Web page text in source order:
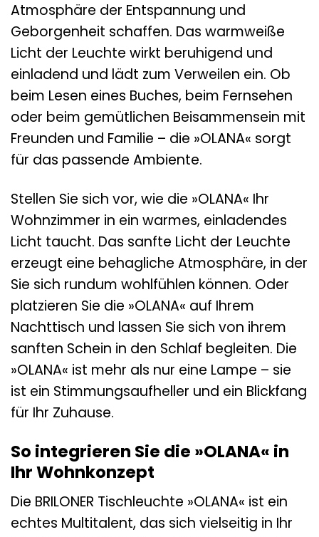
Atmosphäre der Entspannung und
Geborgenheit schaffen. Das warmweiße
Licht der Leuchte wirkt beruhigend und
einladend und lädt zum Verweilen ein. Ob
beim Lesen eines Buches, beim Fernsehen
oder beim gemütlichen Beisammensein mit
Freunden und Familie – die »OLANA« sorgt
für das passende Ambiente.
Stellen Sie sich vor, wie die »OLANA« Ihr
Wohnzimmer in ein warmes, einladendes
Licht taucht. Das sanfte Licht der Leuchte
erzeugt eine behagliche Atmosphäre, in der
Sie sich rundum wohlfühlen können. Oder
platzieren Sie die »OLANA« auf Ihrem
Nachttisch und lassen Sie sich von ihrem
sanften Schein in den Schlaf begleiten. Die
»OLANA« ist mehr als nur eine Lampe – sie
ist ein Stimmungsaufheller und ein Blickfang
für Ihr Zuhause.
So integrieren Sie die »OLANA« in
Ihr Wohnkonzept
Die BRILONER Tischleuchte »OLANA« ist ein
echtes Multitalent, das sich vielseitig in Ihr